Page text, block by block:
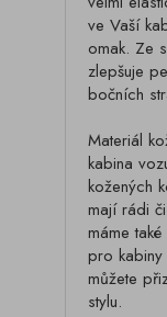
ve Vaší
omak. Ze
zlepšuje
bočních
Materiál
kabina
kožených
mají rádi
máme
pro
můžete
stylu.